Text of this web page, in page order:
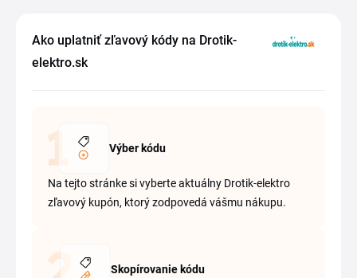
Ako uplatniť zľavový kódy na Drotik-
elektro.sk
Výber kódu
Na tejto stránke si vyberte aktuálny Drotik-elektro
zľavový kupón, ktorý zodpovedá vášmu nákupu.
Skopírovanie kódu